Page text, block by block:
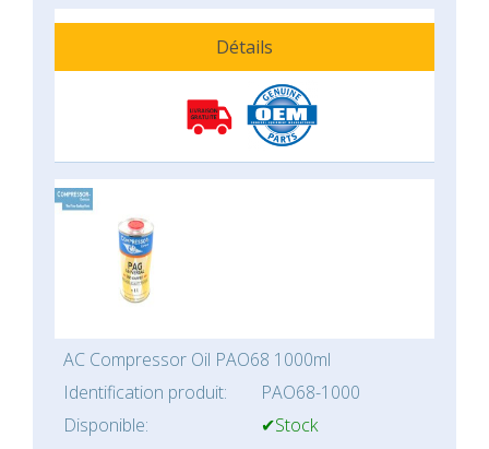
Détails
AC Compressor Oil PAO68 1000ml
Identification produit:
PAO68-1000
Disponible:
✔Stock